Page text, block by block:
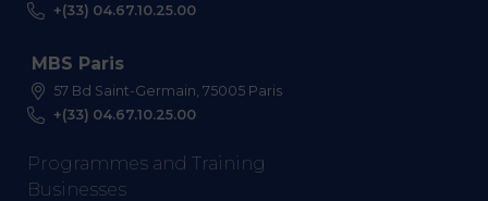
+(33) 04.67.10.25.00
MBS Paris
57 Bd Saint-Germain, 75005 Paris
+(33) 04.67.10.25.00
Programmes and Training
Businesses